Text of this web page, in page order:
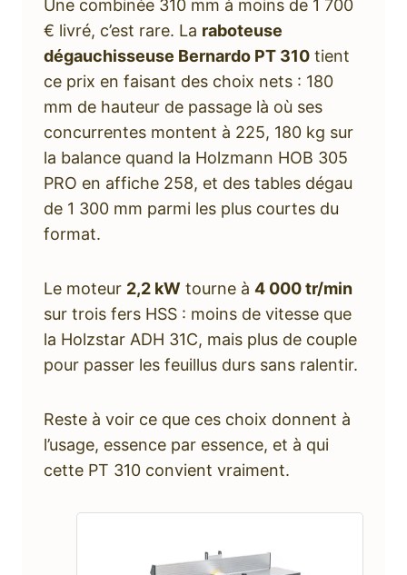
Une combinée 310 mm à moins de 1 700
€ livré, c’est rare. La raboteuse
dégauchisseuse Bernardo PT 310 tient
ce prix en faisant des choix nets : 180
mm de hauteur de passage là où ses
concurrentes montent à 225, 180 kg sur
la balance quand la Holzmann HOB 305
PRO en affiche 258, et des tables dégau
de 1 300 mm parmi les plus courtes du
format.
Le moteur 2,2 kW tourne à 4 000 tr/min
sur trois fers HSS : moins de vitesse que
la Holzstar ADH 31C, mais plus de couple
pour passer les feuillus durs sans ralentir.
Reste à voir ce que ces choix donnent à
l’usage, essence par essence, et à qui
cette PT 310 convient vraiment.